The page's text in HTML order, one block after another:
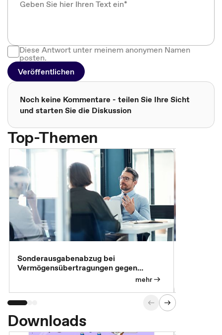
Diese Antwort unter meinem anonymen Namen
posten.
Veröffentlichen
Noch keine Kommentare - teilen Sie Ihre Sicht
und starten Sie die Diskussion
Top-Themen
Sonderausgabenabzug bei
Vermögensübertragungen gegen
mehr
Downloads